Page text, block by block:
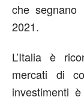
che
2021.
L’Italia è
mercati di
investimenti